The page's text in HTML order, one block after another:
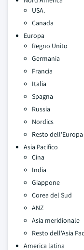
USA.
Canada
Europa
Regno Unito
Germania
Francia
Italia
Spagna
Russia
Nordics
Resto dell'Europa
Asia Pacifico
Cina
India
Giappone
Corea del Sud
ANZ
Asia meridionale
Resto dell'Asia
America latina